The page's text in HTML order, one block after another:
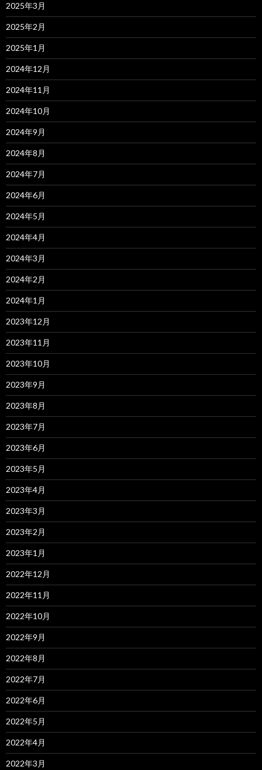
2025年3月
2025年2月
2025年1月
2024年12月
2024年11月
2024年10月
2024年9月
2024年8月
2024年7月
2024年6月
2024年5月
2024年4月
2024年3月
2024年2月
2024年1月
2023年12月
2023年11月
2023年10月
2023年9月
2023年8月
2023年7月
2023年6月
2023年5月
2023年4月
2023年3月
2023年2月
2023年1月
2022年12月
2022年11月
2022年10月
2022年9月
2022年8月
2022年7月
2022年6月
2022年5月
2022年4月
2022年3月